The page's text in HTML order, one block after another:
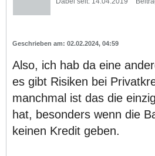
02.02.2024, 04:59
Also, ich hab da eine
es gibt Risiken bei
manchmal ist das die
hat, besonders wenn die
keinen Kredit geben.